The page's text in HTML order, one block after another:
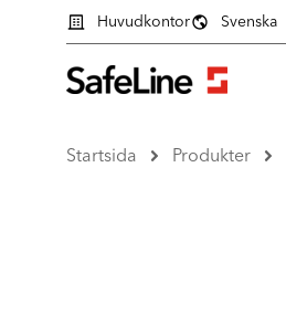
Huvudkontor Svenska
Startsida Produkter